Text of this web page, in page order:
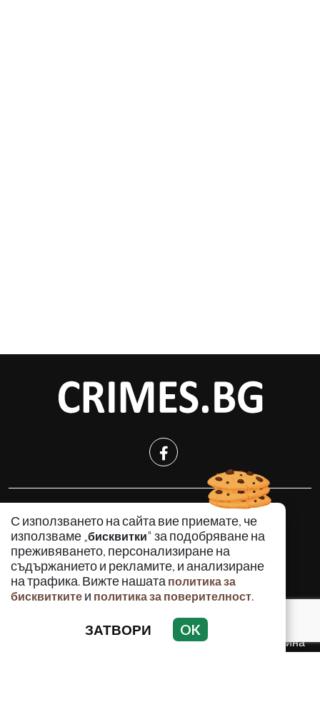
С използването на сайта вие приемате, че
използваме „бисквитки" за подобряване на
преживяването, персонализиране на
съдържанието и рекламите, и анализиране
на трафика. Вижте нашата политика за
бисквитките и политика за поверителност.
ЗАТВОРИ OK
КРИМИНАЛНО
ИНЦИДЕНТИ
АНАЛИЗИ
ПО СВЕТА
ВОДЕЩИ ТЕМИ
Използването и публикуването на част или цялото
съдържание на Crimes.BG без разрешение на Медийна